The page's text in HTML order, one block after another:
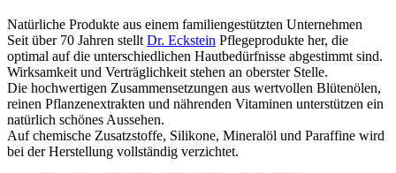
Natürliche Produkte aus einem familiengestützten Unternehmen
Seit über 70 Jahren stellt Dr. Eckstein Pflegeprodukte her, die
optimal auf die unterschiedlichen Hautbedürfnisse abgestimmt sind.
Wirksamkeit und Verträglichkeit stehen an oberster Stelle.
Die hochwertigen Zusammensetzungen aus wertvollen Blütenölen,
reinen Pflanzenextrakten und nährenden Vitaminen unterstützen ein
natürlich schönes Aussehen.
Auf chemische Zusatzstoffe, Silikone, Mineralöl und Paraffine wird
bei der Herstellung vollständig verzichtet.